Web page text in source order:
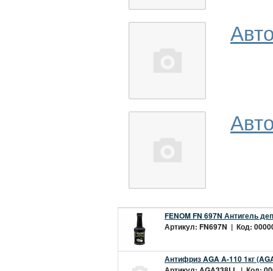
FENOM FN 697N Антигель
Артикул: FN697N | Код:
Антифриз AGA A-110 1кг